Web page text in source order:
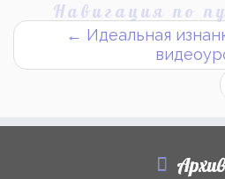
Навигация по
← Идеальная